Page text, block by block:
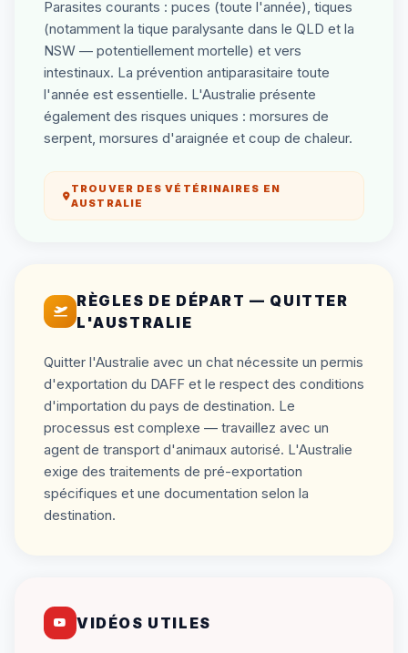
Parasites courants : puces (toute l'année), tiques
(notamment la tique paralysante dans le QLD et la
NSW — potentiellement mortelle) et vers
intestinaux. La prévention antiparasitaire toute
l'année est essentielle. L'Australie présente
également des risques uniques : morsures de
serpent, morsures d'araignée et coup de chaleur.
TROUVER DES VÉTÉRINAIRES EN
AUSTRALIE
RÈGLES DE DÉPART — QUITTER
L'AUSTRALIE
Quitter l'Australie avec un chat nécessite un permis
d'exportation du DAFF et le respect des conditions
d'importation du pays de destination. Le
processus est complexe — travaillez avec un
agent de transport d'animaux autorisé. L'Australie
exige des traitements de pré-exportation
spécifiques et une documentation selon la
destination.
VIDÉOS UTILES